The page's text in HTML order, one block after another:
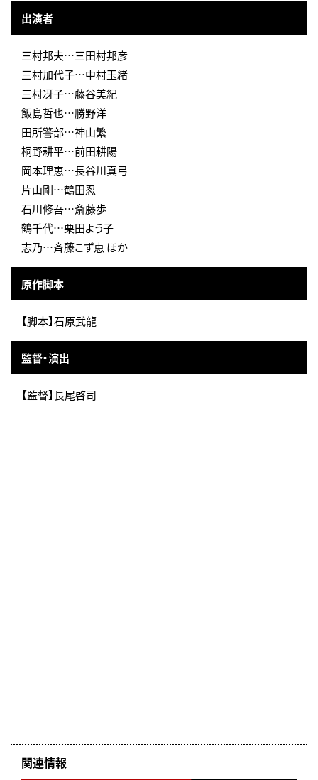
出演者
三村邦夫…三田村邦彦
三村加代子…中村玉緒
三村冴子…藤谷美紀
飯島哲也…勝野洋
田所警部…神山繁
桐野耕平…前田耕陽
岡本理恵…長谷川真弓
片山剛…鶴田忍
石川修吾…斎藤歩
鶴千代…栗田よう子
志乃…斉藤こず恵 ほか
原作脚本
【脚本】石原武龍
監督・演出
【監督】長尾啓司
関連情報